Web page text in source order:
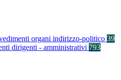
organi indirizzo-politico 39
dirigenti - amministrativi 793